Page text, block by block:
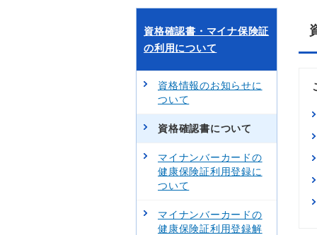
資格確認書・マイナ保険証
の利用について
資格情報のお知らせに
ついて
資格確認書について
マイナンバーカードの
健康保険証利用登録に
ついて
マイナンバーカードの
健康保険証利用登録解